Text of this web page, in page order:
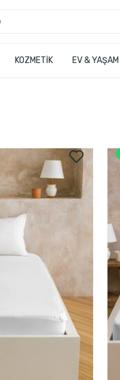
KOZMETİK EV & YAŞAM